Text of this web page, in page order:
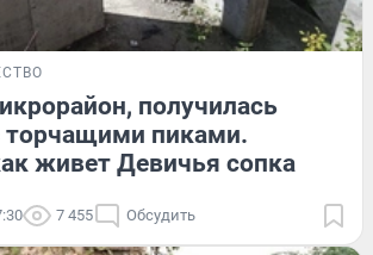
получилась
торчащими пиками.
живет Девичья сопка
7 455 Обсудить